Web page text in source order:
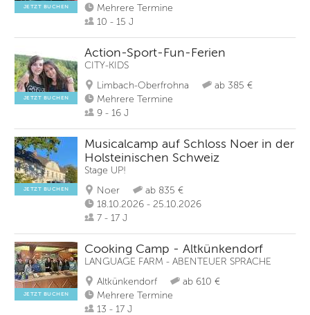
JETZT BUCHEN
Mehrere Termine
10 - 15 J
JETZT BUCHEN
Action-Sport-Fun-Ferien
CITY-KIDS
Limbach-Oberfrohna
ab 385 €
Mehrere Termine
9 - 16 J
JETZT BUCHEN
Musicalcamp auf Schloss Noer in der
Holsteinischen Schweiz
Stage UP!
Noer
ab 835 €
18.10.2026 - 25.10.2026
7 - 17 J
JETZT BUCHEN
Cooking Camp - Altkünkendorf
LANGUAGE FARM - ABENTEUER SPRACHE
Altkünkendorf
ab 610 €
Mehrere Termine
13 - 17 J